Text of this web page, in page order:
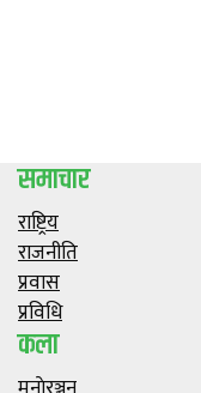
समाचार
राष्ट्रिय
राजनीति
प्रवास
प्रविधि
कला